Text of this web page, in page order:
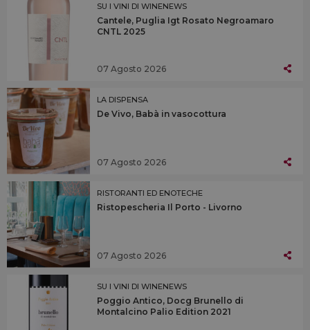
SU I VINI DI WINENEWS
Cantele, Puglia Igt Rosato Negroamaro
CNTL 2025
07 Agosto 2026
LA DISPENSA
De Vivo, Babà in vasocottura
07 Agosto 2026
RISTORANTI ED ENOTECHE
Ristopescheria Il Porto - Livorno
07 Agosto 2026
SU I VINI DI WINENEWS
Poggio Antico, Docg Brunello di
Montalcino Palio Edition 2021